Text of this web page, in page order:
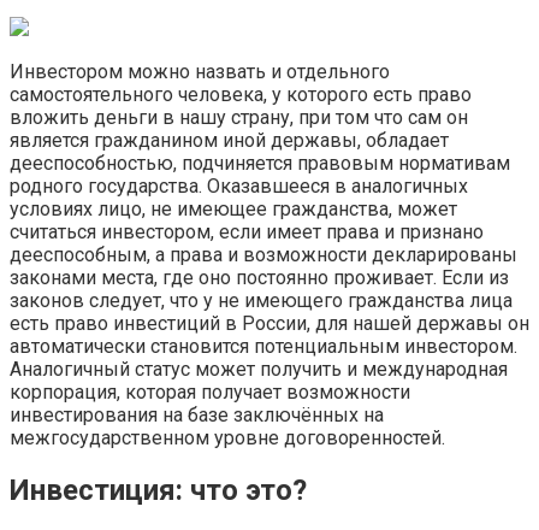
Инвестором можно назвать и отдельного
самостоятельного человека, у которого есть право
вложить деньги в нашу страну, при том что сам он
является гражданином иной державы, обладает
дееспособностью, подчиняется правовым нормативам
родного государства. Оказавшееся в аналогичных
условиях лицо, не имеющее гражданства, может
считаться инвестором, если имеет права и признано
дееспособным, а права и возможности декларированы
законами места, где оно постоянно проживает. Если из
законов следует, что у не имеющего гражданства лица
есть право инвестиций в России, для нашей державы он
автоматически становится потенциальным инвестором.
Аналогичный статус может получить и международная
корпорация, которая получает возможности
инвестирования на базе заключённых на
межгосударственном уровне договоренностей.
Инвестиция: что это?